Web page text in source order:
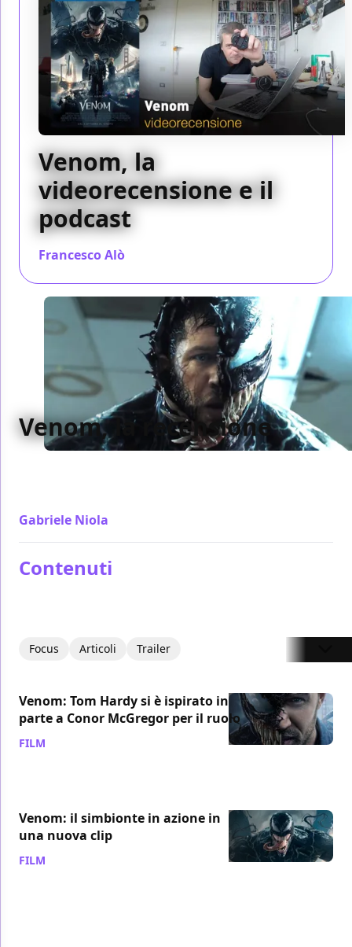
Venom, la
videorecensione e il
podcast
Francesco Alò
Venom, la recensione
Gabriele Niola
Contenuti
Focus Articoli Trailer
Venom: Tom Hardy si è ispirato in
parte a Conor McGregor per il ruolo
FILM
Venom: il simbionte in azione in
una nuova clip
FILM